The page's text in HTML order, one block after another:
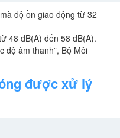
độ ồn giao động từ 32
48 dB(A) đến 58 dB(A).
độ âm thanh”, Bộ Môi
được xử lý